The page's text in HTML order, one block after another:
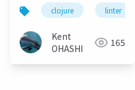
clojure linter
Kent
OHASHI
165